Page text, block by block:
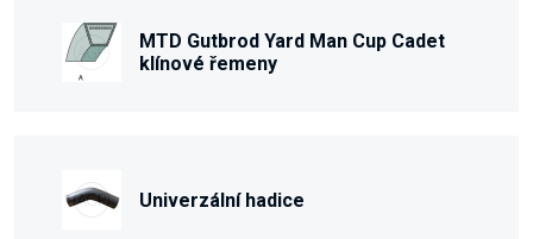
MTD Gutbrod Yard Man Cup Cadet
klínové řemeny
Univerzální hadice